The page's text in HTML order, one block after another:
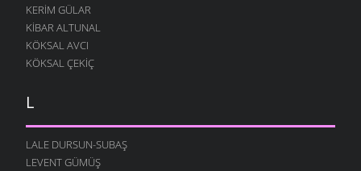
KERIM GÜLAR
KIBAR ALTUNAL
KÖKSAL AVCI
KÖKSAL ÇEKIÇ
L
LALE DURSUN-SUBAŞ
LEVENT GÜMÜŞ